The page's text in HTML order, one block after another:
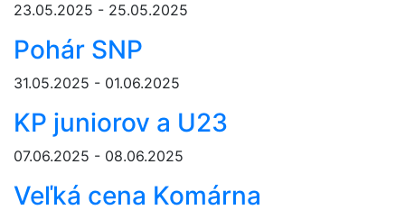
23.05.2025 - 25.05.2025
Pohár SNP
31.05.2025 - 01.06.2025
KP juniorov a U23
07.06.2025 - 08.06.2025
Veľká cena Komárna